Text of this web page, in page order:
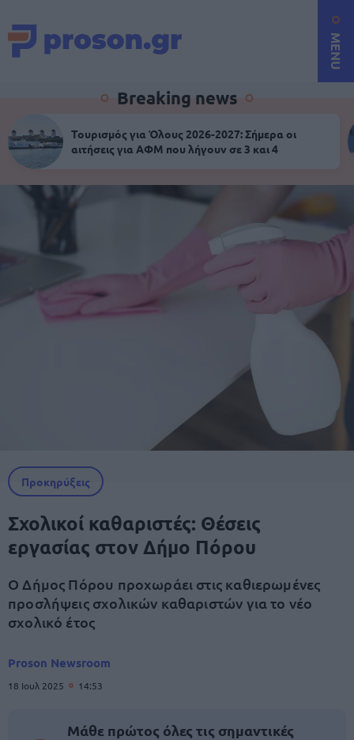
MENU
Breaking news
Τουρισμός για Όλους 2026-2027: Σήμερα οι
αιτήσεις για ΑΦΜ που λήγουν σε 3 και 4
Προκηρύξεις
Σχολικοί καθαριστές: Θέσεις
εργασίας στον Δήμο Πόρου
Ο Δήμος Πόρου προχωράει στις καθιερωμένες
προσλήψεις σχολικών καθαριστών για το νέο
σχολικό έτος
Proson Newsroom
18 Ιουλ 2025 14:53
Μάθε πρώτος όλες τις σημαντικές